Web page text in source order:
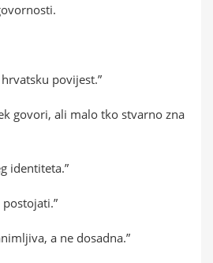
povijest.”
govori, ali malo tko stvarno zna
identiteta.”
a ne dosadna.”